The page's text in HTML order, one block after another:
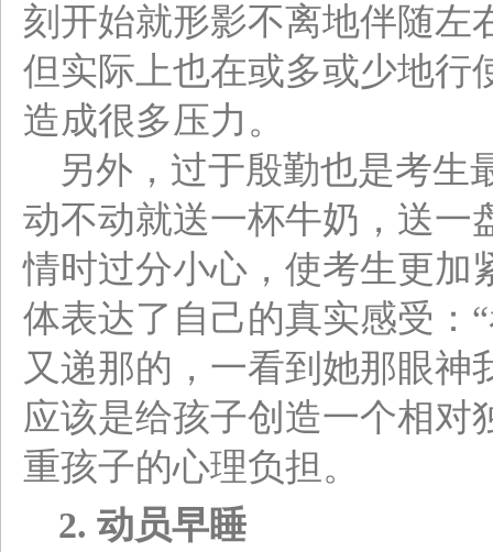
刻开始就形影不离地伴随左
但实际上也在或多或少地行
造成很多压力。
另外，过于殷勤也是考生
动不动就送一杯牛奶，送一
情时过分小心，使考生更加
体表达了自己的真实感受：
又递那的，一看到她那眼神
应该是给孩子创造一个相对
重孩子的心理负担。
2. 动员早睡